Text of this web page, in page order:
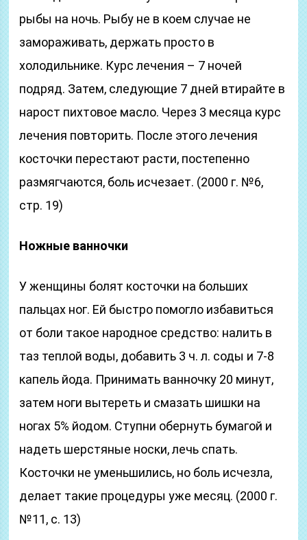
рыбы на ночь. Рыбу не в коем случае не
замораживать, держать просто в
холодильнике. Курс лечения – 7 ночей
подряд. Затем, следующие 7 дней втирайте в
нарост пихтовое масло. Через 3 месяца курс
лечения повторить. После этого лечения
косточки перестают расти, постепенно
размягчаются, боль исчезает. (2000 г. №6,
стр. 19)
Ножные ванночки
У женщины болят косточки на больших
пальцах ног. Ей быстро помогло избавиться
от боли такое народное средство: налить в
таз теплой воды, добавить 3 ч. л. соды и 7-8
капель йода. Принимать ванночку 20 минут,
затем ноги вытереть и смазать шишки на
ногах 5% йодом. Ступни обернуть бумагой и
надеть шерстяные носки, лечь спать.
Косточки не уменьшились, но боль исчезла,
делает такие процедуры уже месяц. (2000 г.
№11, с. 13)